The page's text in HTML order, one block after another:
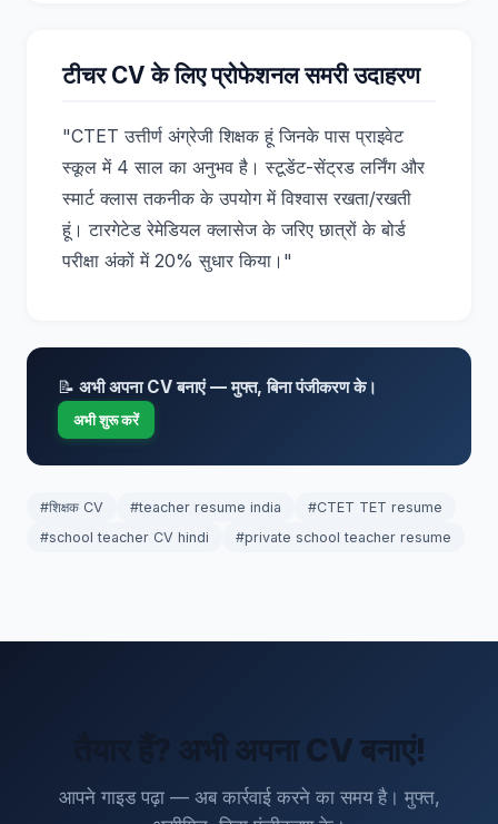
टीचर CV के लिए प्रोफेशनल समरी उदाहरण
"CTET उत्तीर्ण अंग्रेजी शिक्षक हूं जिनके पास प्राइवेट
स्कूल में 4 साल का अनुभव है। स्टूडेंट-सेंट्रड लर्निंग और
स्मार्ट क्लास तकनीक के उपयोग में विश्वास रखता/रखती
हूं। टारगेटेड रेमेडियल क्लासेज के जरिए छात्रों के बोर्ड
परीक्षा अंकों में 20% सुधार किया।"
📝 अभी अपना CV बनाएं — मुफ्त, बिना पंजीकरण के।
अभी शुरू करें
#शिक्षक CV #teacher resume india
#CTET TET resume
#school teacher CV hindi
#private school teacher resume
तैयार हैं? अभी अपना CV बनाएं!
आपने गाइड पढ़ा — अब कार्रवाई करने का समय है। मुफ्त,